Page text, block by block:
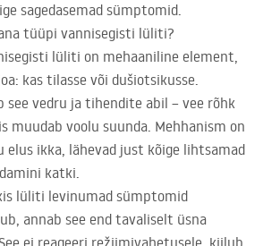
sagedasemad sümptomid.
tüüpi vannisegisti lüliti?
lüliti on mehaaniline element,
kas tilasse või dušiotsikusse.
see vedru ja tihendite abil – vee rõhk
muudab voolu suunda. Mehhanism on
elus ikka, lähevad just kõige lihtsamad
katki.
lüliti levinumad sümptomid
annab see end tavaliselt üsna